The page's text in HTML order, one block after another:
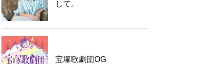
して。
宝塚歌劇団OG